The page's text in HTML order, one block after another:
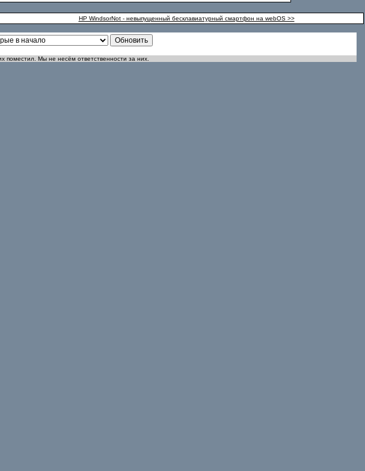
HP WindsorNot - невыпущенный бесклавиатурный смартфон на webOS >>
поместил. Мы не несём ответственности за них.